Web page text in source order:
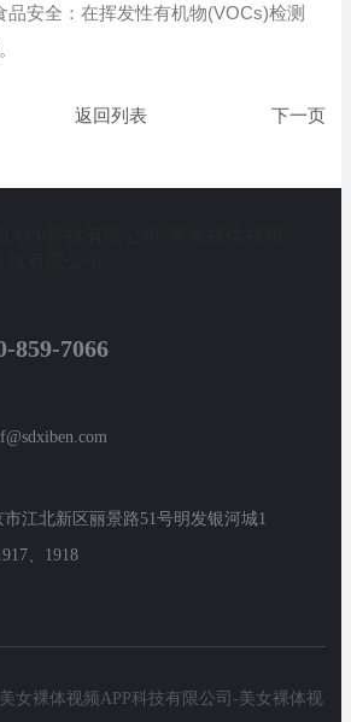
安全：在挥发性有机物(VOCs)检测
返回列表
859-7066
市江北新区丽景路51号明发银河城1
、1918
女裸体视频APP科技有限公司-美女裸体视